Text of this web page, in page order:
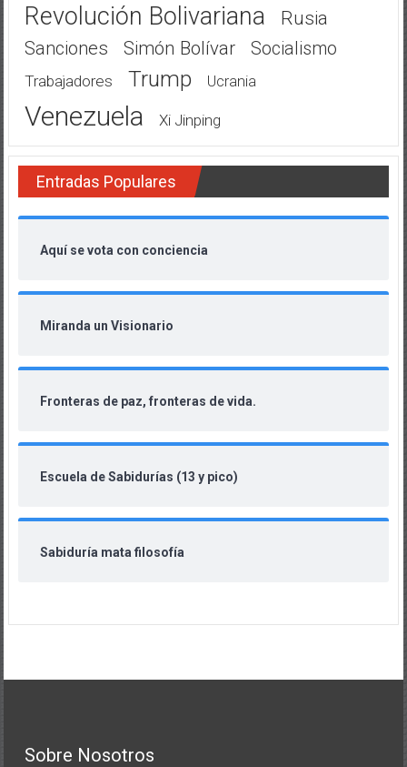
Revolución Bolivariana
Rusia
Sanciones
Simón Bolívar Socialismo
Trabajadores Trump Ucrania
Venezuela Xi Jinping
Entradas Populares
Aquí se vota con conciencia
Miranda un Visionario
Fronteras de paz, fronteras de vida.
Escuela de Sabidurías (13 y pico)
Sabiduría mata filosofía
Sobre Nosotros